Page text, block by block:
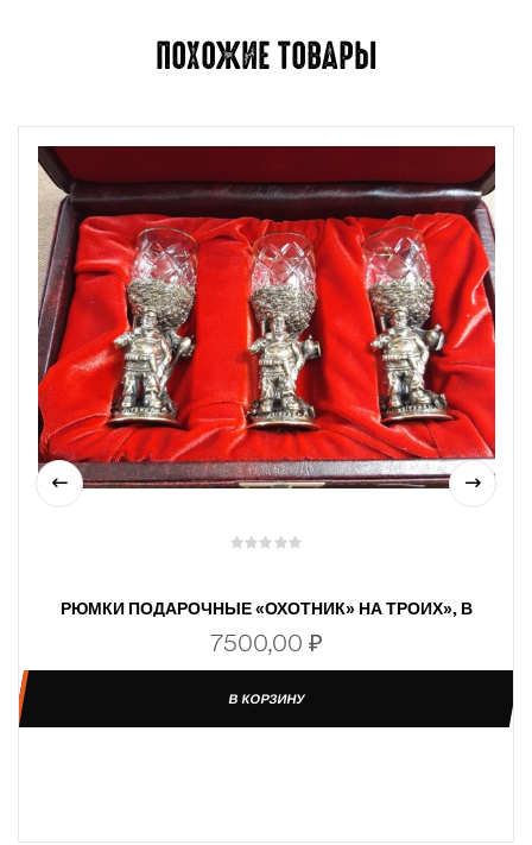
ПОХОЖИЕ ТОВАРЫ
РЮМКИ ПОДАРОЧНЫЕ «ОХОТНИК» НА ТРОИХ», В
ФУТЛЯРЕ
7500,00 ₽
В КОРЗИНУ